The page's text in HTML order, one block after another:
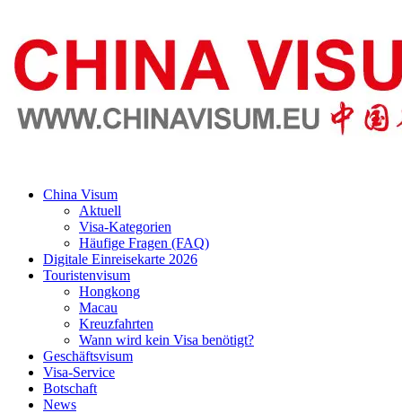
China Visum
Aktuell
Visa-Kategorien
Häufige Fragen (FAQ)
Digitale Einreisekarte 2026
Touristenvisum
Hongkong
Macau
Kreuzfahrten
Wann wird kein Visa benötigt?
Geschäftsvisum
Visa-Service
Botschaft
News